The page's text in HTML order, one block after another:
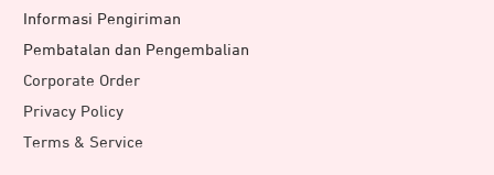
Informasi Pengiriman
Pembatalan dan Pengembalian
Corporate Order
Privacy Policy
Terms & Service